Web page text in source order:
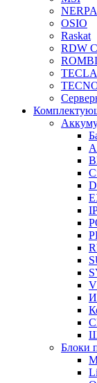
NERPA
OSIO
Raskat
RDW
Блоки